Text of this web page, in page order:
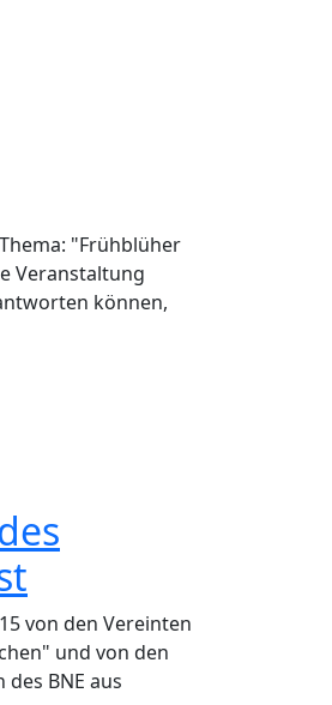
"Frühblüher
Veranstaltung
können,
von den Vereinten
und von den
des BNE aus